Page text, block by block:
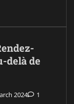
delà de
2024 1